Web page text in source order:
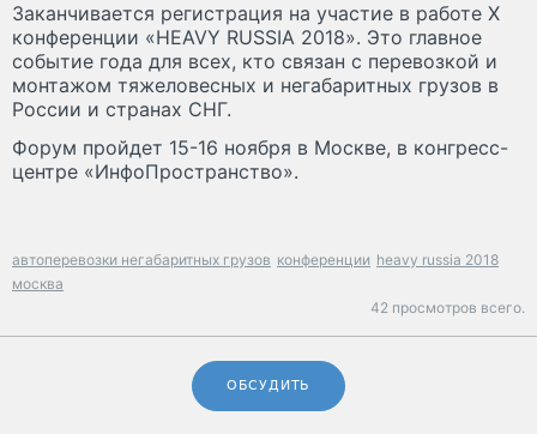
Заканчивается регистрация на участие в работе X
конференции «HEAVY RUSSIA 2018». Это главное
событие года для всех, кто связан с перевозкой и
монтажом тяжеловесных и негабаритных грузов в
России и странах СНГ.
Форум пройдет 15-16 ноября в Москве, в конгресс-
центре «ИнфоПространство».
автоперевозки негабаритных грузов конференции heavy russia 2018
москва
42 просмотров всего.
ОБСУДИТЬ